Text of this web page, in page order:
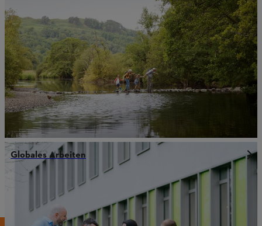
Globales Arbeiten
Mehr aus der Welt von Stihl